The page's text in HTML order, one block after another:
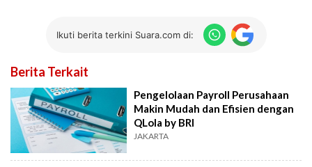
Ikuti berita terkini Suara.com di:
Berita Terkait
Pengelolaan Payroll Perusahaan
Makin Mudah dan Efisien dengan
QLola by BRI
JAKARTA